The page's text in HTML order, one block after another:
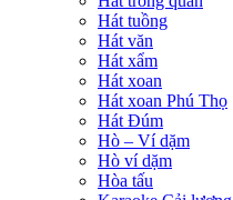
Hát tuồng
Hát văn
Hát xẩm
Hát xoan
Hát xoan Phú Thọ
Hát Đúm
Hò – Ví dặm
Hò ví dặm
Hòa tấu